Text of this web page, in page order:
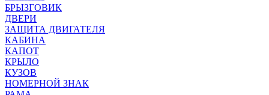
БРЫЗГОВИК
ДВЕРИ
ЗАЩИТА ДВИГАТЕЛЯ
КАБИНА
КАПОТ
КРЫЛО
КУЗОВ
НОМЕРНОЙ ЗНАК